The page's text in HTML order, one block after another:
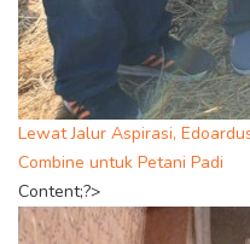
Lewat Jalur Aspirasi,
Combine untuk Petani Padi
Content;?>